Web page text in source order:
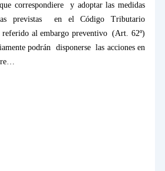
correspondiere
y adoptar las medidas
previstas
en el Código Tributario
al embargo preventivo (Art. 62º)
podrán
disponerse las acciones en
re…